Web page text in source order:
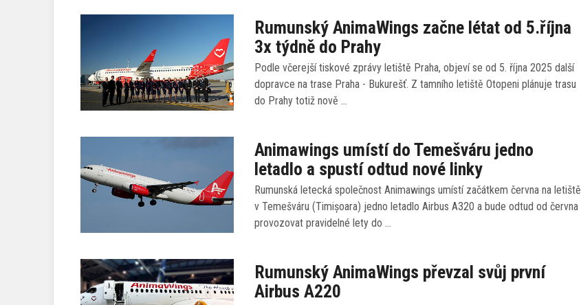
Rumunský AnimaWings začne létat od 5.října
3x týdně do Prahy
Podle včerejší tiskové zprávy letiště Praha, objeví se od 5. října 2025 další
dopravce na trase Praha - Bukurešť. Z tamního letiště Otopeni plánuje trasu
do Prahy totiž nově …
Animawings umístí do Temešváru jedno
letadlo a spustí odtud nové linky
Rumunská letecká společnost Animawings umístí začátkem června na letiště
v Temešváru (Timișoara) jedno letadlo Airbus A320 a bude odtud od června
provozovat pravidelné lety do …
Rumunský AnimaWings převzal svůj první
Airbus A220